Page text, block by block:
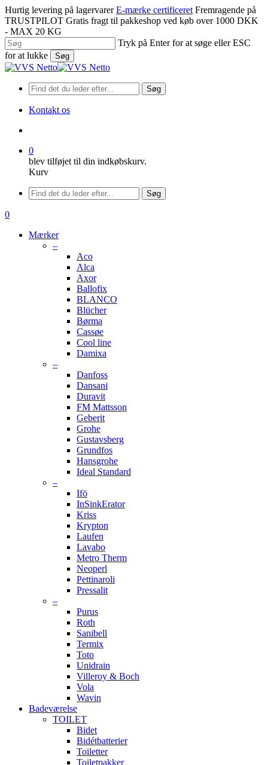
Spring
til
hovedindhold
Hurtig levering på lagervarer E-mærke certificeret Fremragende på
TRUSTPILOT Gratis fragt til pakkeshop ved køb over 1000 DKK
- MAX 20 KG
Tryk på Enter for at søge eller ESC
for at lukke
Søg
Luk
Søg
Kontakt os
0
blev tilføjet til din indkøbskurv.
Kurv
Menu
Søg
søge
0
Mærker
–
Aco
Alca
Axor
Ballofix
BLANCO
Blücher
Børma
Cassøe
Cool line
Damixa
–
Danfoss
Dansani
Duravit
FM Mattsson
Geberit
Grohe
Gustavsberg
Grundfos
Hansgrohe
Ideal Standard
–
Ifö
InSinkErator
Kriss
Krypton
Laufen
Lavabo
Metro Therm
Neoperl
Pettinaroli
Pressalit
–
Purus
Roth
Sanibell
Termix
Toto
Unidrain
Villeroy & Boch
Vola
Wavin
Badeværelse
TOILET
Bidet
Bidétbatterier
Toiletter
Toiletpakker